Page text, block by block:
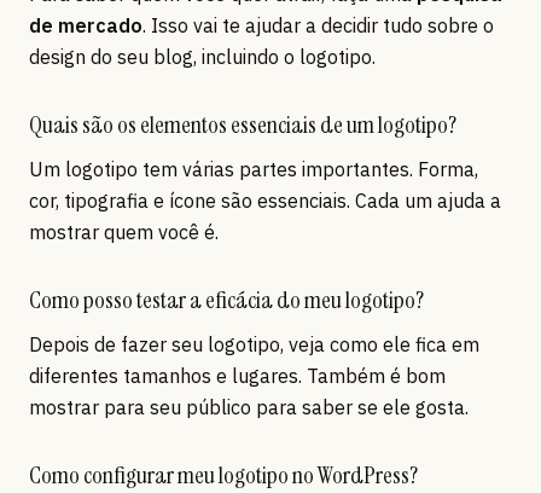
de mercado. Isso vai te ajudar a decidir tudo sobre o
design do seu blog, incluindo o logotipo.
Quais são os elementos essenciais de um logotipo?
Um logotipo tem várias partes importantes. Forma,
cor, tipografia e ícone são essenciais. Cada um ajuda a
mostrar quem você é.
Como posso testar a eficácia do meu logotipo?
Depois de fazer seu logotipo, veja como ele fica em
diferentes tamanhos e lugares. Também é bom
mostrar para seu público para saber se ele gosta.
Como configurar meu logotipo no WordPress?